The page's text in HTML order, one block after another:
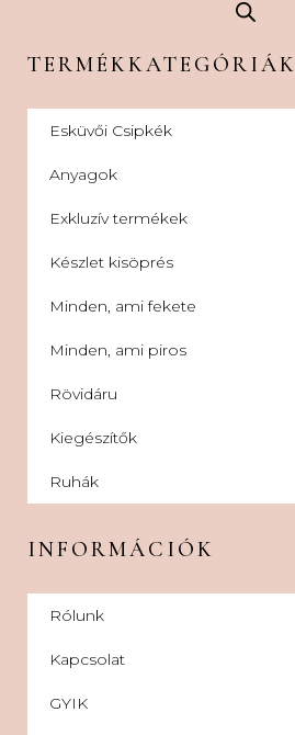
TERMÉKKATEGÓRIÁK
Esküvői Csipkék
Anyagok
Exkluzív termékek
Készlet kisöprés
Minden, ami fekete
Minden, ami piros
Rövidáru
Kiegészítők
Ruhák
INFORMÁCIÓK
Rólunk
Kapcsolat
GYIK